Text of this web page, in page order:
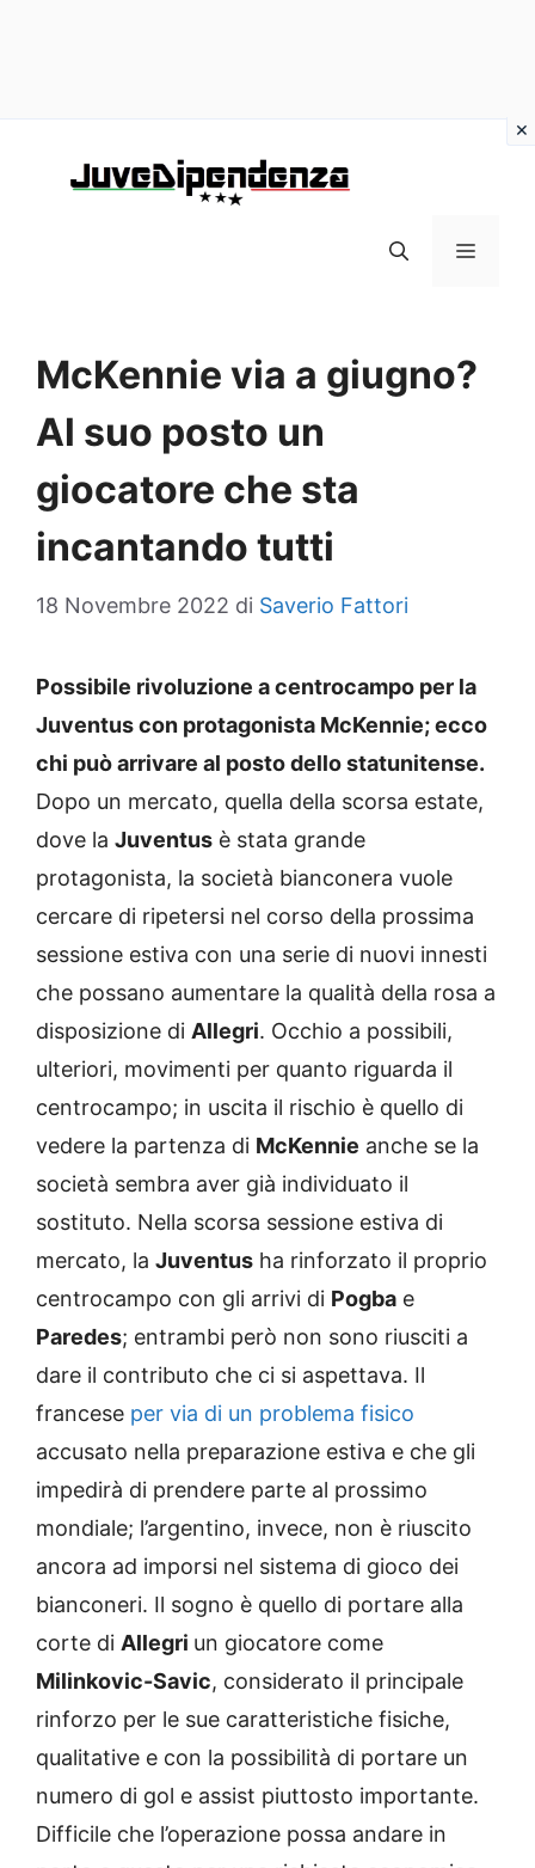
MENU
McKennie via a giugno?
Al suo posto un
giocatore che sta
incantando tutti
18 Novembre 2022 di Saverio Fattori
Possibile rivoluzione a centrocampo per la
Juventus con protagonista McKennie; ecco
chi può arrivare al posto dello statunitense.
Dopo un mercato, quella della scorsa estate,
dove la Juventus è stata grande
protagonista, la società bianconera vuole
cercare di ripetersi nel corso della prossima
sessione estiva con una serie di nuovi innesti
che possano aumentare la qualità della rosa a
disposizione di Allegri. Occhio a possibili,
ulteriori, movimenti per quanto riguarda il
centrocampo; in uscita il rischio è quello di
vedere la partenza di McKennie anche se la
società sembra aver già individuato il
sostituto. Nella scorsa sessione estiva di
mercato, la Juventus ha rinforzato il proprio
centrocampo con gli arrivi di Pogba e
Paredes; entrambi però non sono riusciti a
dare il contributo che ci si aspettava. Il
francese per via di un problema fisico
accusato nella preparazione estiva e che gli
impedirà di prendere parte al prossimo
mondiale; l’argentino, invece, non è riuscito
ancora ad imporsi nel sistema di gioco dei
bianconeri. Il sogno è quello di portare alla
corte di Allegri un giocatore come
Milinkovic-Savic, considerato il principale
rinforzo per le sue caratteristiche fisiche,
qualitative e con la possibilità di portare un
numero di gol e assist piuttosto importante.
Difficile che l’operazione possa andare in